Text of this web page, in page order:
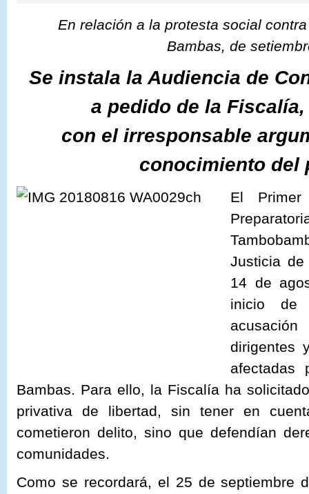
En relación a la protesta social
Bambas,de
Se instala la Audiencia de
a pedido de la
con el irresponsable
conocimiento del
El Primer
Justicia
14 de
inicio de
dirigentes
afectadas
Bambas. Para ello, la Fiscalía ha
privativa de libertad, sin tener en
cometieron delito, sino que defendían
comunidades.
Como se recordará, el 25 de septiembre